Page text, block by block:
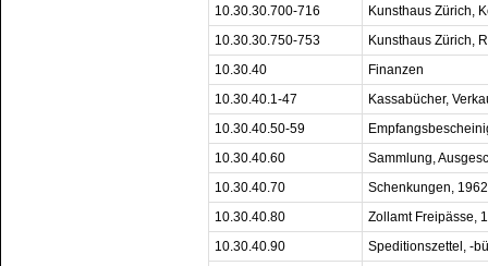
10.30.30.700-716
Kunsthaus Zürich,
10.30.30.750-753
Kunsthaus Zürich,
10.30.40
Finanzen
10.30.40.1-47
Kassabücher,
10.30.40.50-59
10.30.40.60
Sammlung,
10.30.40.70
Schenkungen,
10.30.40.80
Zollamt Freipässe,
10.30.40.90
Speditionszettel, -